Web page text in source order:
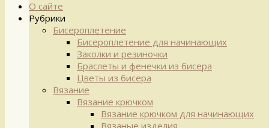
О сайте
Рубрики
Бисероплетение
Бисероплетение для начинающих
Заколки и резиночки
Браслеты и фенечки из бисера
Цветы из бисера
Вязание
Вязание крючком
Вязание крючком для начинающих
Вязаные изделия